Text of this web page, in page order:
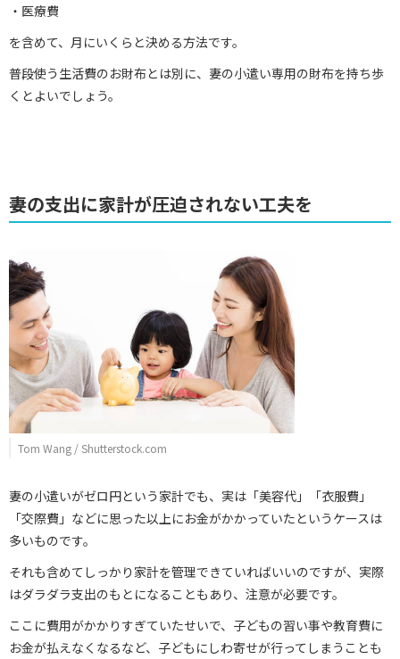
・医療費
を含めて、月にいくらと決める方法です。
普段使う生活費のお財布とは別に、妻の小遣い専用の財布を持ち歩
くとよいでしょう。
妻の支出に家計が圧迫されない工夫を
Tom Wang / Shutterstock.com
妻の小遣いがゼロ円という家計でも、実は「美容代」「衣服費」
「交際費」などに思った以上にお金がかかっていたというケースは
多いものです。
それも含めてしっかり家計を管理できていればいいのですが、実際
はダラダラ支出のもとになることもあり、注意が必要です。
ここに費用がかかりすぎていたせいで、子どもの習い事や教育費に
お金が払えなくなるなど、子どもにしわ寄せが行ってしまうことも